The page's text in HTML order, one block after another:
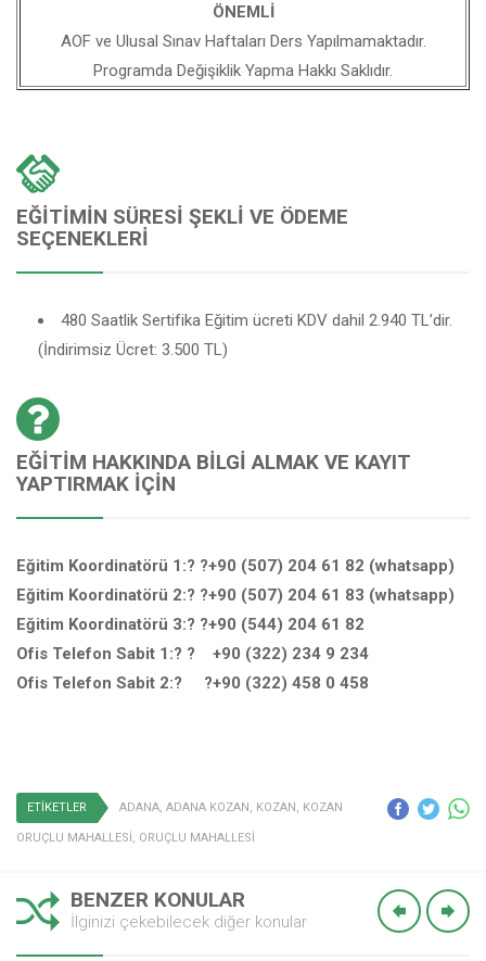
ÖNEMLİ
AOF ve Ulusal Sınav Haftaları Ders Yapılmamaktadır.
Programda Değişiklik Yapma Hakkı Saklıdır.
EĞITIMIN SÜRESI ŞEKLI VE ÖDEME
SEÇENEKLERI
480 Saatlik Sertifika Eğitim ücreti KDV dahil 2.940 TL’dir.
(İndirimsiz Ücret: 3.500 TL)
EĞITIM HAKKINDA BILGI ALMAK VE KAYIT
YAPTIRMAK İÇIN
Eğitim Koordinatörü 1:? ?+90 (507) 204 61 82 (whatsapp)
Eğitim Koordinatörü 2:? ?+90 (507) 204 61 83 (whatsapp)
Eğitim Koordinatörü 3:? ?+90 (544) 204 61 82
Ofis Telefon Sabit 1:? ? +90 (322) 234 9 234
Ofis Telefon Sabit 2:? ?+90 (322) 458 0 458
ETİKETLER ADANA, ADANA KOZAN, KOZAN, KOZAN
ORUÇLU MAHALLESİ, ORUÇLU MAHALLESİ
BENZER KONULAR
İlginizi çekebilecek diğer konular